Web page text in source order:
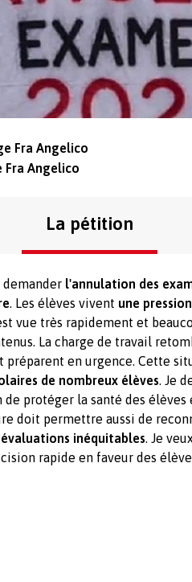
Fra Angelico
Fra Angelico
La pétition
l'annulation des
. Les élèves vivent une
vue très rapidement et
La charge de travail
préparent en urgence. Cette
de nombreux élèves. Je
de protéger la santé des
doit permettre aussi de
inéquitables. Je
rapide en faveur des